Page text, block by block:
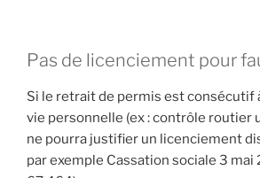
Pas de licenciement pour
Si le retrait de permis est consécutif
vie personnelle (ex : contrôle routier
ne pourra justifier un licenciement
par exemple Cassation sociale 3 mai